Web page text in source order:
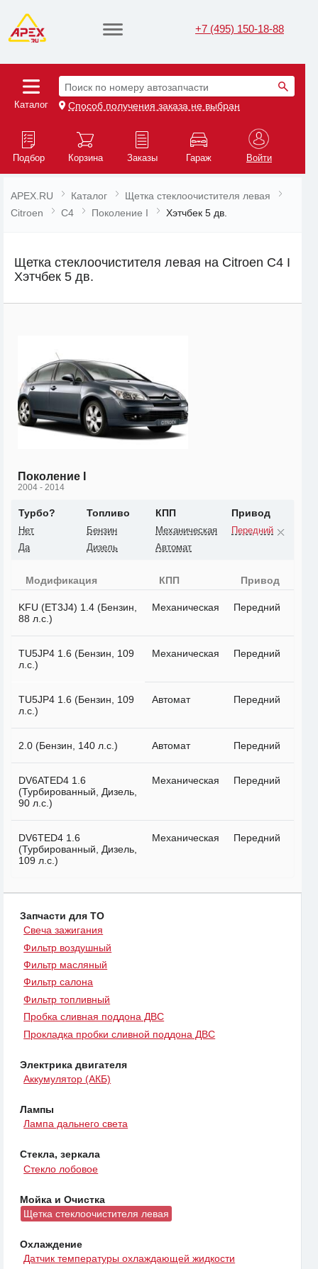
+7 (495) 150-18-88
Каталог
Поиск по номеру автозапчасти
Способ получения заказа не выбран
Подбор Корзина Заказы Гараж Войти
APEX.RU Каталог
Щетка стеклоочистителя левая
Citroen
C4 Поколение I Хэтчбек 5 дв.
Щетка стеклоочистителя левая на Citroen C4 I
Хэтчбек 5 дв.
Поколение I
2004 - 2014
Турбо?
Нет
Да
Топливо
Бензин
Дизель
КПП
Механическая
Автомат
Привод
Передний
Модификация КПП Привод
KFU (ET3J4) 1.4 (Бензин,
88 л.с.)
Механическая Передний
TU5JP4 1.6 (Бензин, 109
л.с.)
Механическая Передний
TU5JP4 1.6 (Бензин, 109
л.с.)
Автомат Передний
2.0 (Бензин, 140 л.с.) Автомат Передний
DV6ATED4 1.6
(Турбированный, Дизель,
90 л.с.)
Механическая Передний
DV6TED4 1.6
(Турбированный, Дизель,
109 л.с.)
Механическая Передний
Запчасти для ТО
Свеча зажигания
Фильтр воздушный
Фильтр масляный
Фильтр салона
Фильтр топливный
Пробка сливная поддона ДВС
Прокладка пробки сливной поддона ДВС
Электрика двигателя
Аккумулятор (АКБ)
Лампы
Лампа дальнего света
Стекла, зеркала
Стекло лобовое
Мойка и Очистка
Щетка стеклоочистителя левая
Охлаждение
Датчик температуры охлаждающей жидкости